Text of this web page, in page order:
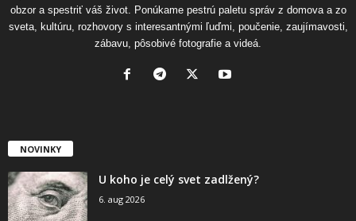
obzor a spestriť váš život. Ponúkame pestrú paletu správ z domova a zo
sveta, kultúru, rozhovory s interesantnými ľuďmi, poučenie, zaujímavosti,
zábavu, pôsobivé fotografie a videá.
NOVINKY
U koho je celý svet zadlžený?
6. aug 2026